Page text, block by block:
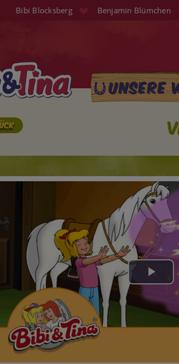
(EN)
Bibi Blocksberg Benjamin Blümchen
Main
navigation
Unsere